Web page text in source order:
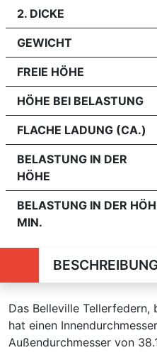
2. DICKE
GEWICHT
FREIE HÖHE
HÖHE BEI BELASTUNG
FLACHE LADUNG (CA.)
BELASTUNG IN DER
HÖHE
BELASTUNG IN DER
MIN.
Das Belleville Tellerfedern,
hat einen
Außendurchmesser von